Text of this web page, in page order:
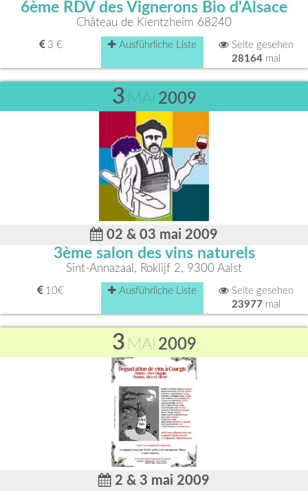
6ème RDV des Vignerons Bio d'Alsace
Château de Kientzheim 68240
3 € Ausführliche Liste
Seite gesehen
28164mal
3 MAI 2009
02 & 03 mai 2009
3ème salon des vins naturels
Sint-Annazaal, Roklijf 2, 9300 Aalst
10€ Ausführliche Liste
Seite gesehen
23977 mal
3 MAI 2009
2 & 3 mai 2009